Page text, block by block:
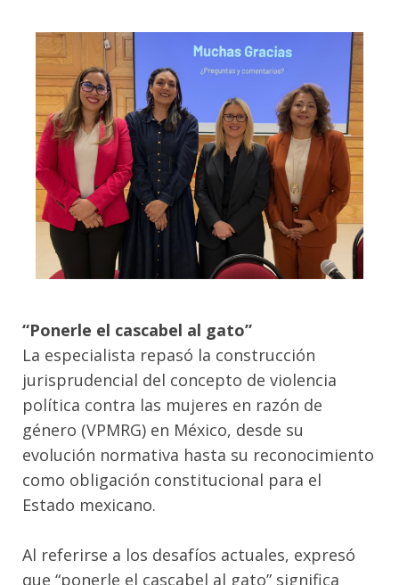
“Ponerle el cascabel al gato”
La especialista repasó la construcción
jurisprudencial del concepto de violencia
política contra las mujeres en razón de
género (VPMRG) en México, desde su
evolución normativa hasta su reconocimiento
como obligación constitucional para el
Estado mexicano.
Al referirse a los desafíos actuales, expresó
que “ponerle el cascabel al gato” significa